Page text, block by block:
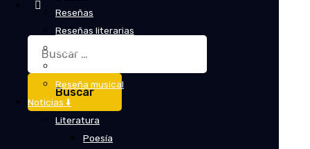
Buscar:
Reseñas
Reseñas literarias
Reseña musical
Noticias ⬇️
Literatura
Poesía